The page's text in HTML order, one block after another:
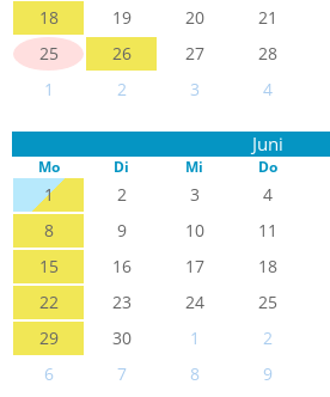
18
19 20 21
25
26 27 28
1
2 3 4
Juni
Mo Di Mi Do
1 2 3 4
8
9 10 11
15
16 17 18
22
23 24 25
29
30 1 2
6
7 8 9